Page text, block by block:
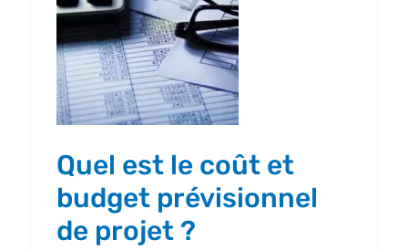
Quel est le coût et
budget prévisionnel
de projet ?
le
coût
et
budget
prévisionnel
de
projet
?